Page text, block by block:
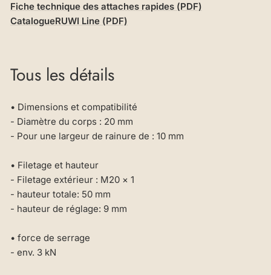
Fiche technique des attaches rapides (PDF)
CatalogueRUWI Line (PDF)
Tous les détails
• Dimensions et compatibilité
- Diamètre du corps : 20 mm
- Pour une largeur de rainure de : 10 mm
• Filetage et hauteur
- Filetage extérieur : M20 × 1
- hauteur totale: 50 mm
- hauteur de réglage: 9 mm
• force de serrage
- env. 3 kN